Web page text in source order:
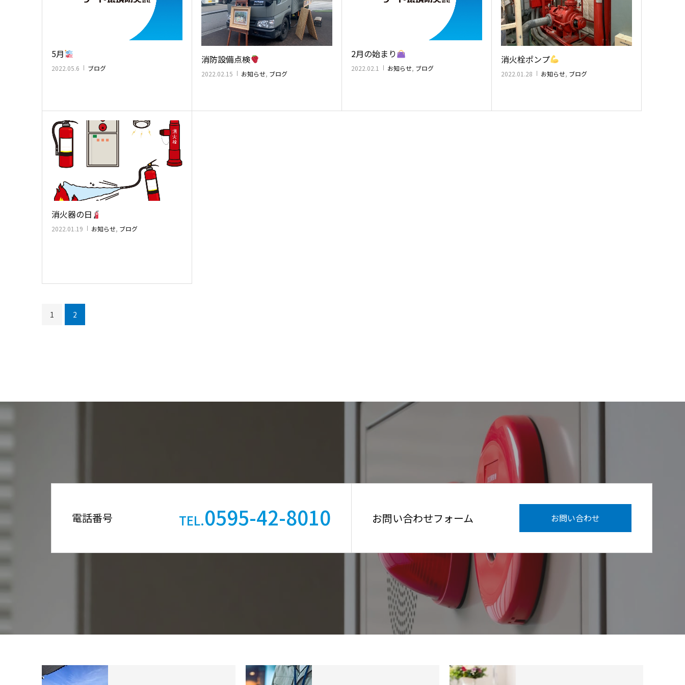
5月
2022.05.6 ブログ
消防設備点検
2022.02.15 お知らせ, ブログ
2月の始まり
2022.02.1 お知らせ, ブログ
消火栓ポンプ
2022.01.28 お知らせ, ブログ
消火器の日
2022.01.19 お知らせ, ブログ
1 2
電話番号 TEL.0595-42-8010 お問い合わせフォーム お問い合わせ